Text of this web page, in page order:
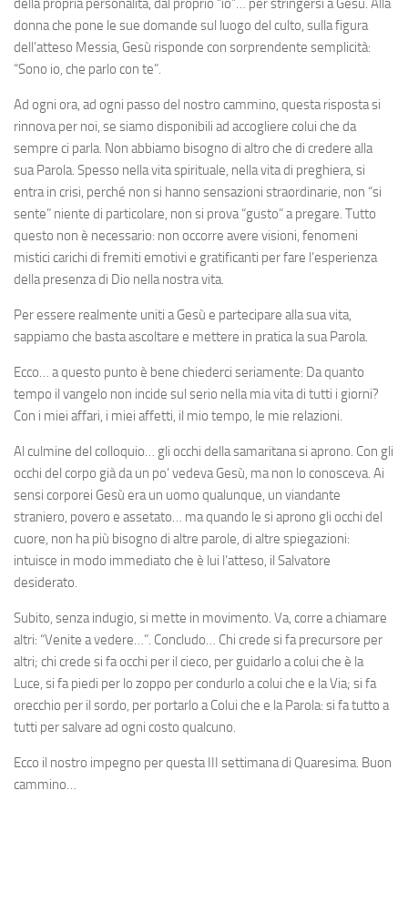
donna che pone le sue domande sul luogo del culto, sulla figura
dell’atteso Messia, Gesù risponde con sorprendente semplicità:
“Sono io, che parlo con te”.
Ad ogni ora, ad ogni passo del nostro cammino, questa risposta si
rinnova per noi, se siamo disponibili ad accogliere colui che da
sempre ci parla. Non abbiamo bisogno di altro che di credere alla
sua Parola. Spesso nella vita spirituale, nella vita di preghiera, si
entra in crisi, perché non si hanno sensazioni straordinarie, non “si
sente” niente di particolare, non si prova “gusto” a pregare. Tutto
questo non è necessario: non occorre avere visioni, fenomeni
mistici carichi di fremiti emotivi e gratificanti per fare l’esperienza
della presenza di Dio nella nostra vita.
Per essere realmente uniti a Gesù e partecipare alla sua vita,
sappiamo che basta ascoltare e mettere in pratica la sua Parola.
Ecco… a questo punto è bene chiederci seriamente: Da quanto
tempo il vangelo non incide sul serio nella mia vita di tutti i giorni?
Con i miei affari, i miei affetti, il mio tempo, le mie relazioni.
Al culmine del colloquio… gli occhi della samaritana si aprono. Con gli
occhi del corpo già da un po’ vedeva Gesù, ma non lo conosceva. Ai
sensi corporei Gesù era un uomo qualunque, un viandante
straniero, povero e assetato… ma quando le si aprono gli occhi del
cuore, non ha più bisogno di altre parole, di altre spiegazioni:
intuisce in modo immediato che è lui l’atteso, il Salvatore
desiderato.
Subito, senza indugio, si mette in movimento. Va, corre a chiamare
altri: “Venite a vedere…”. Concludo… Chi crede si fa precursore per
altri; chi crede si fa occhi per il cieco, per guidarlo a colui che è la
Luce, si fa piedi per lo zoppo per condurlo a colui che e la Via; si fa
orecchio per il sordo, per portarlo a Colui che e la Parola: si fa tutto a
tutti per salvare ad ogni costo qualcuno.
Ecco il nostro impegno per questa III settimana di Quaresima. Buon
cammino…